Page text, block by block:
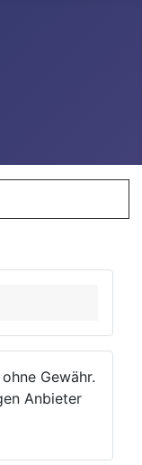
Gewähr.
Anbieter